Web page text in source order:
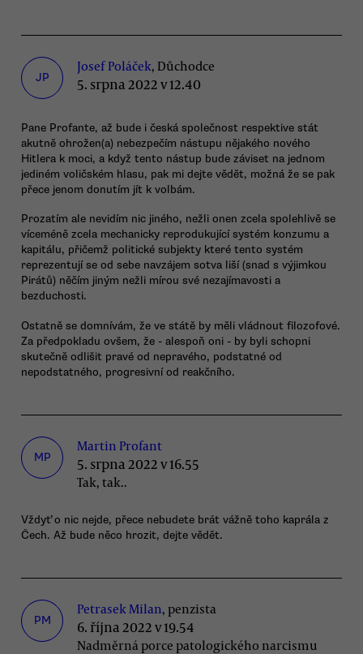
JP
Josef Poláček, Důchodce
5. srpna 2022 v 12.40
Pane Profante, až bude i česká společnost respektive stát
akutně ohrožen(a) nebezpečím nástupu nějakého nového
Hitlera k moci, a když tento nástup bude záviset na jednom
jediném voličském hlasu, pak mi dejte vědět, možná že se pak
přece jenom donutím jít k volbám.
Prozatím ale nevidím nic jiného, nežli onen zcela spolehlivě se
víceméně zcela mechanicky reprodukující systém konzumu a
kapitálu, přičemž politické subjekty které tento systém
reprezentují se od sebe navzájem sotva liší (snad s výjimkou
Pirátů) něčím jiným nežli mírou své nezajímavosti a
bezduchosti.
Ostatně se domnívám, že ve státě by měli vládnout filozofové.
Za předpokladu ovšem, že - alespoň oni - by byli schopni
skutečně odlišit pravé od nepravého, podstatné od
nepodstatného, progresivní od reakčního.
MP
Martin Profant
5. srpna 2022 v 16.55
Tak, tak..
Vždyť o nic nejde, přece nebudete brát vážně toho kaprála z
Čech. Až bude něco hrozit, dejte vědět.
PM
Petrasek Milan, penzista
6. října 2022 v 19.54
Nadměrná porce patologického narcismu